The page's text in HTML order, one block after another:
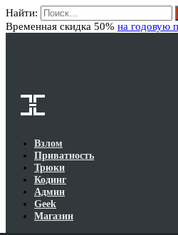
Найти:
Временная скидка 50% на годовую
Взлом
Приватность
Трюки
Кодинг
Админ
Geek
Магазин